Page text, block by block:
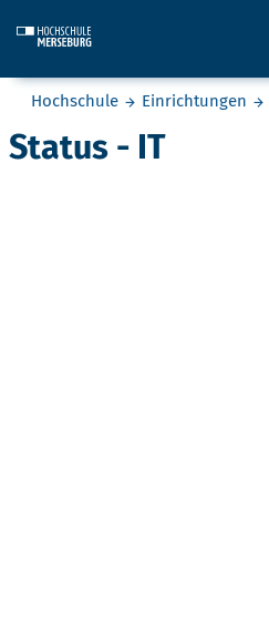
Sie befinden sich hier:
Hochschule Einrichtungen
Status - IT